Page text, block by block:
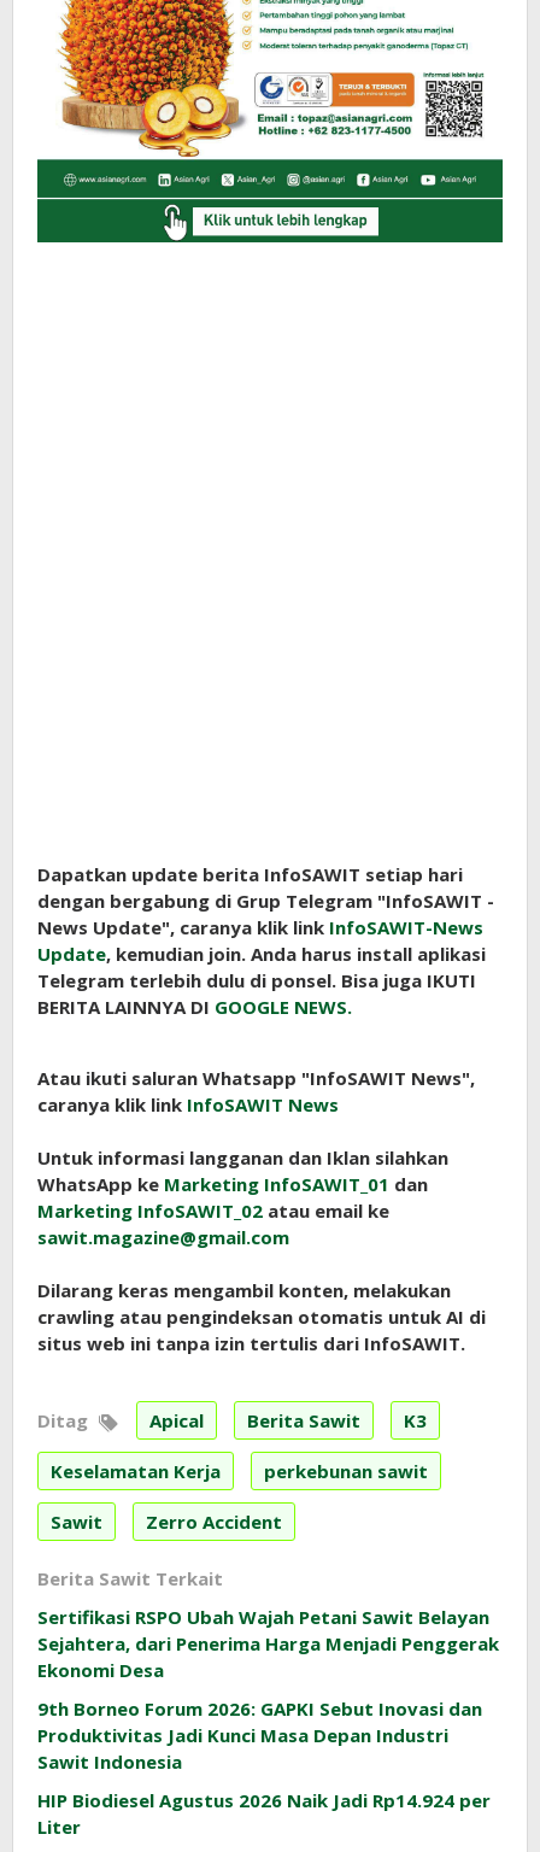
Dapatkan update berita InfoSAWIT setiap hari
dengan bergabung di Grup Telegram "InfoSAWIT -
News Update", caranya klik link InfoSAWIT-News
Update, kemudian join. Anda harus install aplikasi
Telegram terlebih dulu di ponsel. Bisa juga IKUTI
BERITA LAINNYA DI GOOGLE NEWS.
Atau ikuti saluran Whatsapp "InfoSAWIT News",
caranya klik link InfoSAWIT News
Untuk informasi langganan dan Iklan silahkan
WhatsApp ke Marketing InfoSAWIT_01 dan
Marketing InfoSAWIT_02 atau email ke
sawit.magazine@gmail.com
Dilarang keras mengambil konten, melakukan
crawling atau pengindeksan otomatis untuk AI di
situs web ini tanpa izin tertulis dari InfoSAWIT.
Ditag Apical Berita Sawit K3
Keselamatan Kerja perkebunan sawit
Sawit Zerro Accident
Berita Sawit Terkait
Sertifikasi RSPO Ubah Wajah Petani Sawit Belayan
Sejahtera, dari Penerima Harga Menjadi Penggerak
Ekonomi Desa
9th Borneo Forum 2026: GAPKI Sebut Inovasi dan
Produktivitas Jadi Kunci Masa Depan Industri
Sawit Indonesia
HIP Biodiesel Agustus 2026 Naik Jadi Rp14.924 per
Liter